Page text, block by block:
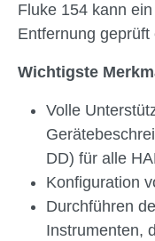
Fluke 154 kann
Entfernung
Wichtigste
Volle
DD) für alle
Konfiguration
Durchführen
Instrumenten,